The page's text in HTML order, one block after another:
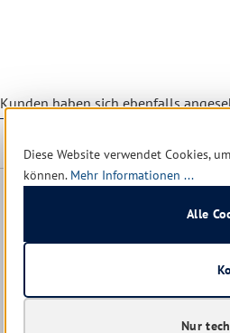
Kunden haben sich ebenfalls
Diese Website verwendet Cookies,
können. Mehr Informationen ...
Nur
Alle